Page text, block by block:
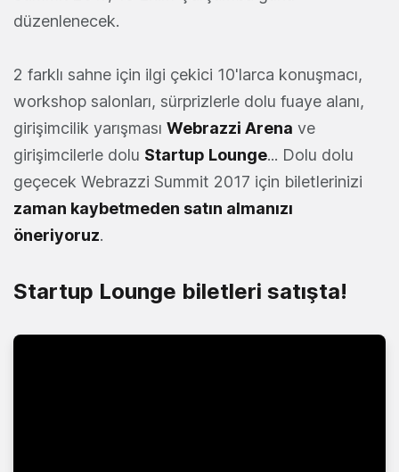
düzenlenecek.
2 farklı sahne için ilgi çekici 10'larca konuşmacı,
workshop salonları, sürprizlerle dolu fuaye alanı,
girişimcilik yarışması Webrazzi Arena ve
girişimcilerle dolu Startup Lounge... Dolu dolu
geçecek Webrazzi Summit 2017 için biletlerinizi
zaman kaybetmeden satın almanızı
öneriyoruz.
Startup Lounge biletleri satışta!